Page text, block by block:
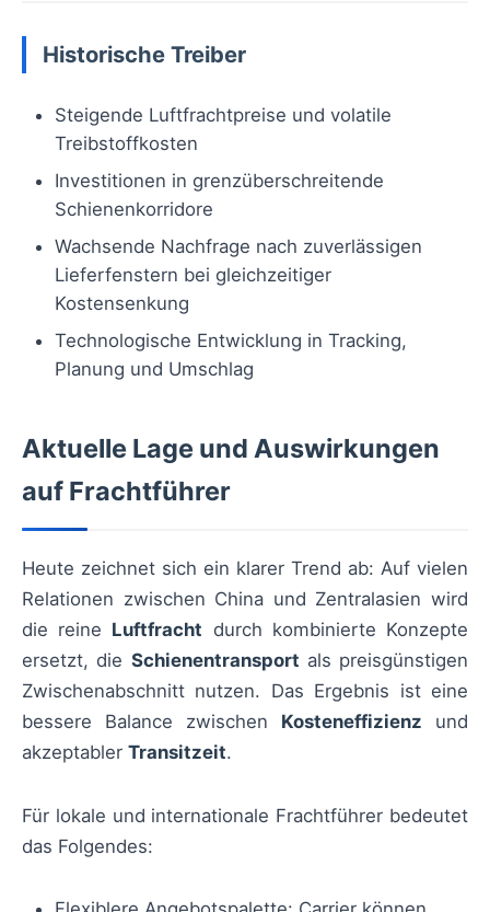
Historische Treiber
Steigende Luftfrachtpreise und volatile
Treibstoffkosten
Investitionen in grenzüberschreitende
Schienenkorridore
Wachsende Nachfrage nach zuverlässigen
Lieferfenstern bei gleichzeitiger
Kostensenkung
Technologische Entwicklung in Tracking,
Planung und Umschlag
Aktuelle Lage und Auswirkungen
auf Frachtführer
Heute zeichnet sich ein klarer Trend ab: Auf vielen
Relationen zwischen China und Zentralasien wird
die reine Luftfracht durch kombinierte Konzepte
ersetzt, die Schienentransport als preisgünstigen
Zwischenabschnitt nutzen. Das Ergebnis ist eine
bessere Balance zwischen Kosteneffizienz und
akzeptabler Transitzeit.
Für lokale und internationale Frachtführer bedeutet
das Folgendes: